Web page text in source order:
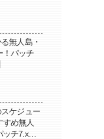
無人島・
！パッチ
スケジュー
め無人
チ7.x対